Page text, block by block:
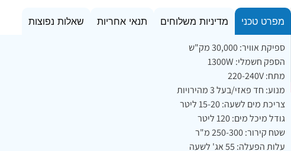
מפרט טכני מדיניות משלוחים תנאי אחריות שאלות נפוצות
ספיקת אוויר: 30,000 מק"ש
הספק חשמלי: 1300W
מתח: 220-240V
מנוע: חד פאזי/בעל 3 מהירויות
צריכת מים לשעה: 15-20 ליטר
גודל מיכל מים: 120 ליטר
שטח קירור: 250-300 מ"ר
עלות הפעלה: 55 אג' לשעה